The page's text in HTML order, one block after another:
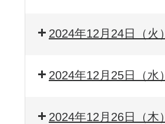
2024年12月24日（火）
2024年12月25日（水）
2024年12月26日（木）